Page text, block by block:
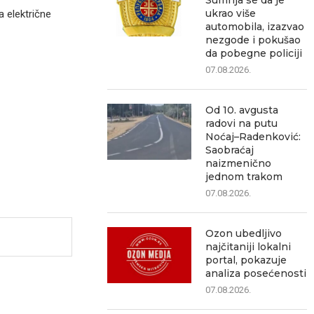
električne
ukrao više
automobila, izazvao
nezgode i pokušao
da pobegne policiji
07.08.2026.
Od 10. avgusta
radovi na putu
Noćaj–Radenković:
Saobraćaj
naizmenično
jednom trakom
07.08.2026.
Ozon ubedljivo
najčitaniji lokalni
portal, pokazuje
analiza posećenosti
07.08.2026.